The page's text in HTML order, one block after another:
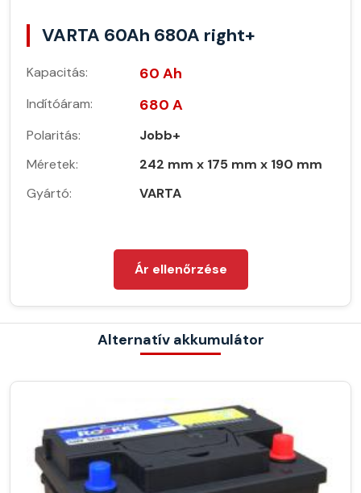
VARTA 60Ah 680A right+
Kapacitás: 60 Ah
Indítóáram: 680 A
Polaritás:
Jobb+
Méretek:
242 mm x 175 mm x 190 mm
Gyártó:
VARTA
Ár ellenőrzése
Alternatív akkumulátor